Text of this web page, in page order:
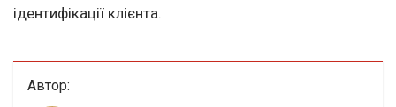
ідентифікації клієнта.
Автор: